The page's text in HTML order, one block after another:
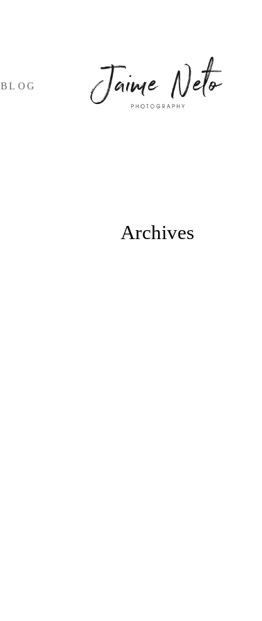
BLOG
Archives